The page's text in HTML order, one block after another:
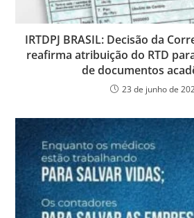
IRTDPJ BRASIL: Decisão da
reafirma atribuição do RTD
de documentos
23 de junho de